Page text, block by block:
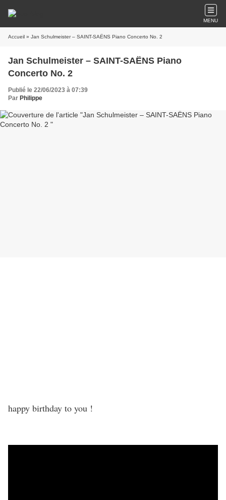
MENU
Accueil » Jan Schulmeister – SAINT-SAËNS Piano Concerto No. 2
Jan Schulmeister – SAINT-SAËNS Piano
Concerto No. 2
Publié le 22/06/2023 à 07:39
Par Philippe
happy birthday to you !